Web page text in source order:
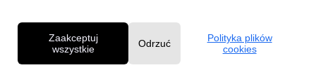
Zaakceptuj
wszystkie
Odrzuć
Polityka plików
cookies